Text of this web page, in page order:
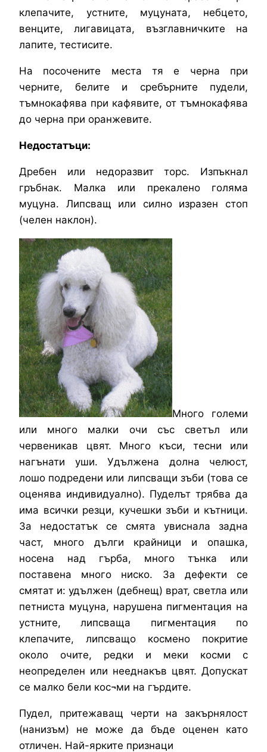
клепачите, устните, муцуната, небцето,
венците, лигавицата, възглавничките на
лапите, тестисите.
На посочените места тя е черна при
черните, белите и сребърните пудели,
тъмнокафява при кафявите, от тъмнокафява
до черна при оранжевите.
Недостатъци:
Дребен или недоразвит торс. Изпъкнал
гръбнак. Малка или прекалено голяма
муцуна. Липсващ или силно изразен стоп
(челен наклон).
Много големи
или много малки очи със светъл или
червеникав цвят. Много къси, тесни или
нагънати уши. Удължена долна челюст,
лошо подредени или липсващи зъби (това се
оценява индивидуално). Пуделът трябва да
има всички резци, кучешки зъби и кътници.
За недостатък се смята увиснала задна
част, много дълги крайници и опашка,
носена над гърба, много тънка или
поставена много ниско. За дефекти се
смятат и: удължен (дебнещ) врат, светла или
петниста муцуна, нарушена пигментация на
устните, липсваща пигментация по
клепачите, липсващо космено покритие
около очите, редки и меки косми с
неопределен или нееднакъв цвят. Допускат
се малко бели кос¬ми на гърдите.
Пудел, притежаващ черти на закърнялост
(нанизъм) не може да бъде оценен като
отличен. Най-ярките признаци